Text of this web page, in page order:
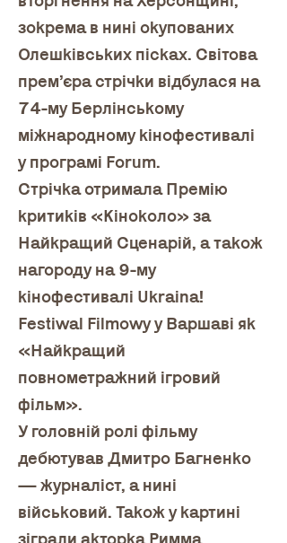
зокрема в нині окупованих
Олешківських пісках. Світова
прем’єра стрічки відбулася на
74-му Берлінському
міжнародному кінофестивалі
у програмі Forum.
Стрічка отримала Премію
критиків «Кіноколо» за
Найкращий Сценарій, а також
нагороду на 9-му
кінофестивалі Ukraina!
Festiwal Filmowy у Варшаві як
«Найкращий
повнометражний ігровий
фільм».
У головній ролі фільму
дебютував Дмитро Багненко
— журналіст, а нині
військовий. Також у картині